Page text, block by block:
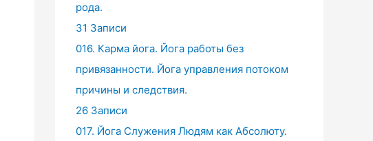
рода.
31 Записи
016. Карма йога. Йога работы без
привязанности. Йога управления потоком
причины и следствия.
26 Записи
017. Йога Служения Людям как Абсолюту.